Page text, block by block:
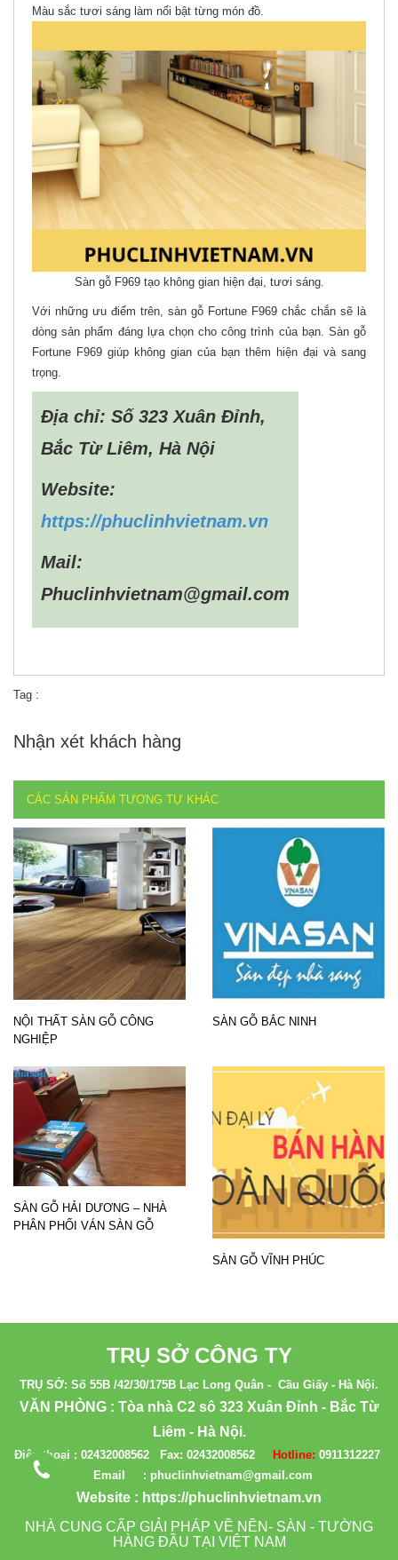
Màu sắc tươi sáng làm nổi bật từng món đồ.
Sàn gỗ F969 tạo không gian hiện đại, tươi sáng.
Với những ưu điểm trên, sàn gỗ Fortune F969 chắc chắn sẽ là
dòng sản phẩm đáng lựa chọn cho công trình của bạn. Sàn gỗ
Fortune F969 giúp không gian của bạn thêm hiện đại và sang
trọng.
Địa chỉ: Số 323 Xuân Đỉnh,
Bắc Từ Liêm, Hà Nội
Website:
https://phuclinhvietnam.vn
Mail:
Phuclinhvietnam@gmail.com
Tag :
Nhận xét khách hàng
CÁC SẢN PHẨM TƯƠNG TỰ KHÁC
NỘI THẤT SÀN GỖ CÔNG
NGHIỆP
SÀN GỖ BẮC NINH
SÀN GỖ HẢI DƯƠNG – NHÀ
PHÂN PHỐI VÁN SÀN GỖ
SÀN GỖ VĨNH PHÚC
TRỤ SỞ CÔNG TY
TRỤ SỞ: Số 55B /42/30/175B Lạc Long Quân - Cầu Giấy - Hà Nội.
VĂN PHÒNG : Tòa nhà C2 sô 323 Xuân Đỉnh - Bắc Từ
Liêm - Hà Nội.
Điện thoại : 02432008562 Fax: 02432008562 Hotline: 0911312227
Email : phuclinhvietnam@gmail.com
Website : https://phuclinhvietnam.vn
NHÀ CUNG CẤP GIẢI PHÁP VỀ NỀN- SÀN - TƯỜNG
HÀNG ĐẦU TẠI VIỆT NAM